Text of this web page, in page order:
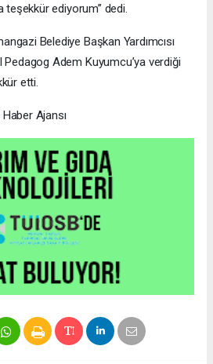
teşekkür ediyorum” dedi.
Belediye Başkan Yardımcısı
Adem Kuyumcu’ya verdiği
etti.
Ajansı